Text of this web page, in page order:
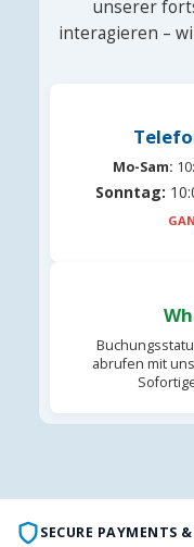
unserer
interagieren –
Mo-Sam:
Sonntag:
abrufen mit
SECURE PAYMENTS